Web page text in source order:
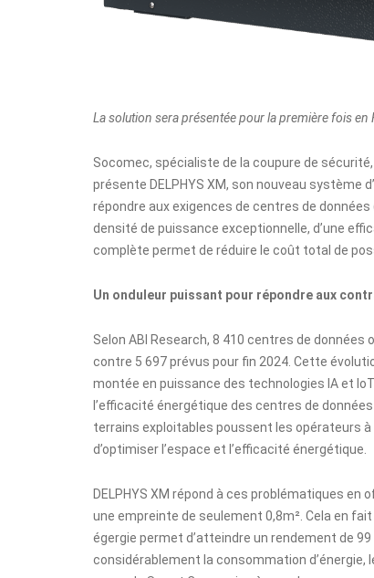
La solution sera présentée pour la première fois
Socomec, spécialiste de la coupure de
présente DELPHYS XM, son nouveau système
répondre aux exigences de centres de
densité de puissance exceptionnelle, d’une
complète permet de réduire le coût total de
Un onduleur puissant pour répondre aux
Selon ABI Research, 8 410 centres de
contre 5 697 prévus pour fin 2024. Cette
montée en puissance des technologies IA et
l’efficacité énergétique des centres de
terrains exploitables poussent les opérateurs
d’optimiser l’espace et l’efficacité énergétique.
DELPHYS XM répond à ces problématiques en
une empreinte de seulement 0,8m². Cela en
égergie permet d’atteindre un rendement de 99
considérablement la consommation d’énergie,